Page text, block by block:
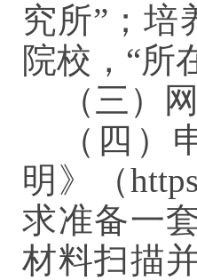
究所”；培
院校，“所
（三）
（四
明》（
求准备一
材料扫描